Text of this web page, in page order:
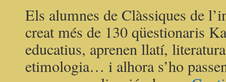
Els alumnes de Clàssiques de
creat més de 130 qüestionaris
educatius, aprenen llatí,
etimologia… i alhora s’ho